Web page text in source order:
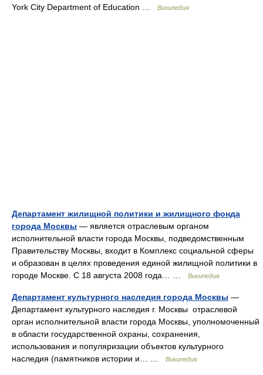
York City Department of Education …
Википедия
Департамент жилищной политики и жилищного фонда
города Москвы — является отраслевым органом
исполнительной власти города Москвы, подведомственным
Правительству Москвы, входит в Комплекс социальной сферы
и образован в целях проведения единой жилищной политики в
городе Москве. С 18 августа 2008 года… …
Википедия
Департамент культурного наследия города Москвы —
Департамент культурного наследия г. Москвы отраслевой
орган исполнительной власти города Москвы, уполномоченный
в области государственной охраны, сохранения,
использования и популяризации объектов культурного
наследия (памятников истории и… …
Википедия